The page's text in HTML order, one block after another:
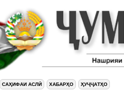
САҲИФАИ АСЛӢ ХАБАРҲО ҲУҶҶАТҲО